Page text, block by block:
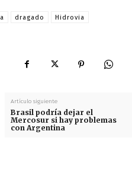
dragado
Hidrovia
Artículo siguiente
Brasil podría dejar el
Mercosur si hay problemas
con Argentina